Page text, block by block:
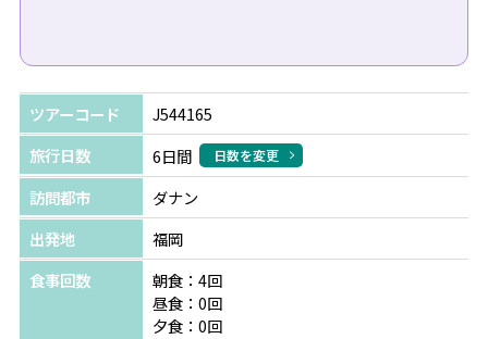
ツアーコード
J544165
旅行日数
6日間 日数を変更
訪問都市
ダナン
出発地
福岡
食事回数
朝食：4回
昼食：0回
夕食：0回